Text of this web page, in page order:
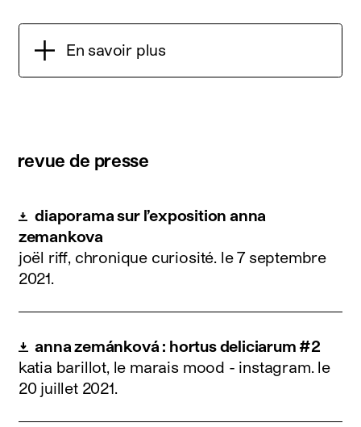
En savoir plus
revue de presse
diaporama sur l’exposition anna
zemankova
joël riff, chronique curiosité. le 7 septembre
2021.
anna zemánková : hortus deliciarum #2
katia barillot, le marais mood - instagram. le
20 juillet 2021.